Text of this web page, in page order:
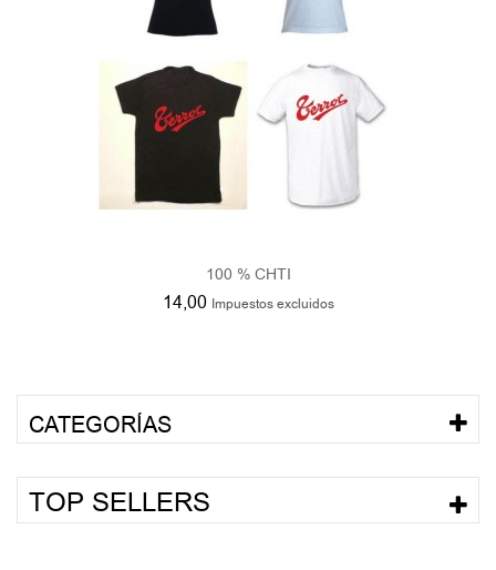
100 % CHTI
14,00 Impuestos excluidos
CATEGORÍAS
TOP SELLERS